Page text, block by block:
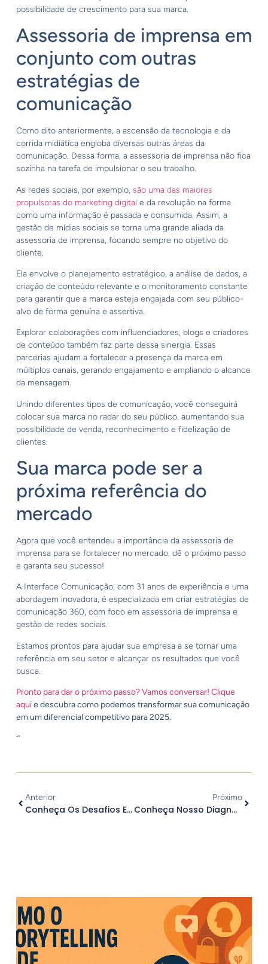
possibilidade de crescimento para sua marca.
Assessoria de imprensa em
conjunto com outras
estratégias de
comunicação
Como dito anteriormente, a ascensão da tecnologia e da
corrida midiática engloba diversas outras áreas da
comunicação. Dessa forma, a assessoria de imprensa não fica
sozinha na tarefa de impulsionar o seu trabalho.
As redes sociais, por exemplo,são uma das maiores
propulsoras do marketing digital e da revolução na forma
como uma informação é passada e consumida. Assim, a
gestão de mídias sociais se torna uma grande aliada da
assessoria de imprensa, focando sempre no objetivo do
cliente.
Ela envolve o planejamento estratégico, a análise de dados, a
criação de conteúdo relevante e o monitoramento constante
para garantir que a marca esteja engajada com seu público-
alvo de forma genuína e assertiva.
Explorar colaborações com influenciadores, blogs e criadores
de conteúdo também faz parte dessa sinergia. Essas
parcerias ajudam a fortalecer a presença da marca em
múltiplos canais, gerando engajamento e ampliando o alcance
da mensagem.
Unindo diferentes tipos de comunicação, você conseguirá
colocar sua marca no radar do seu público, aumentando sua
possibilidade de venda, reconhecimento e fidelização de
clientes.
Sua marca pode ser a
próxima referência do
mercado
Agora que você entendeu a importância da assessoria de
imprensa para se fortalecer no mercado, dê o próximo passo
e garanta seu sucesso!
A Interface Comunicação, com 31 anos de experiência e uma
abordagem inovadora, é especializada em criar estratégias de
comunicação 360, com foco em assessoria de imprensa e
gestão de redes sociais.
Estamos prontos para ajudar sua empresa a se tornar uma
referência em seu setor e alcançar os resultados que você
busca.
Pronto para dar o próximo passo? Vamos conversar! Clique
aquie descubra como podemos transformar sua comunicação
em um diferencial competitivo para 2025.
“`
Anterior
Conheça Os Desafios E Oportunidades Da Comunicação No Contexto De Empresas Familiares
Próximo
Conheça Nosso Diagnóstico Empresarial E Descubra Como Ele Pode Alavancar Resultados
Outros Posts.